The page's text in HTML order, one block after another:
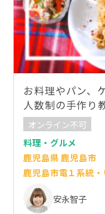
お料理やパン、
人数制の手作り
オンライン不可
料理・グルメ
鹿児島県 鹿児島市
鹿児島市電１系統
安永智子